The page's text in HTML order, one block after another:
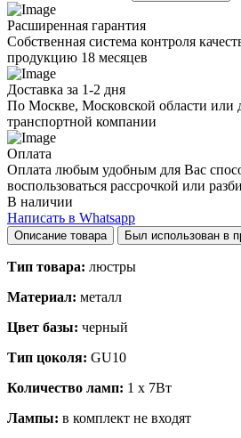
Расширенная гарантия
Собственная система контроля
продукцию 18 месяцев
Доставка за 1-2 дня
По Москве, Московской области или
транспортной компании
Оплата
Оплата любым удобным для Вас
воспользоваться рассрочкой или
В наличии
Написать в Whatsapp
Описание товара Был использован в
Тип товара: люстры
Материал: металл
Цвет базы: черный
Тип цоколя: GU10
Количество ламп: 1 x 7Вт
Лампы: в комплект не входят